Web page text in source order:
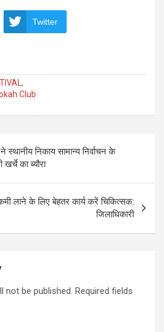
Twitter
,
Club
स्थानीय निकाय सामान्य निर्वाचन के
खर्चे का ब्यौरा
लाने के लिए बेहतर कार्य करें चिकित्सक:
जिलाधिकारी
not be published. Required fields